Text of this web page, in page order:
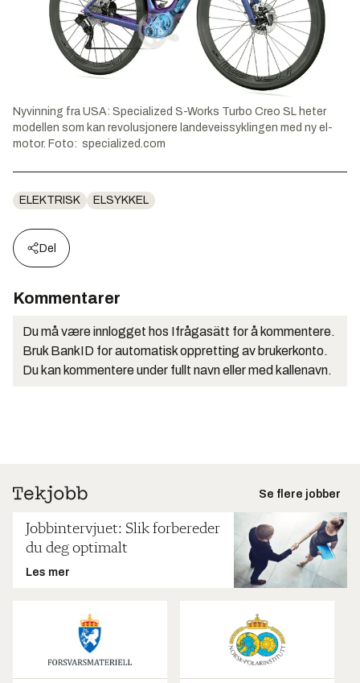
Nyvinning fra USA: Specialized S-Works Turbo Creo SL heter
modellen som kan revolusjonere landeveissyklingen med ny el-
motor. Foto: specialized.com
ELEKTRISK ELSYKKEL
Del
Kommentarer
Du må være innlogget hos Ifrågasätt for å kommentere.
Bruk BankID for automatisk oppretting av brukerkonto.
Du kan kommentere under fullt navn eller med kallenavn.
Se flere jobber
Jobbintervjuet: Slik forbereder
du deg optimalt
Les mer